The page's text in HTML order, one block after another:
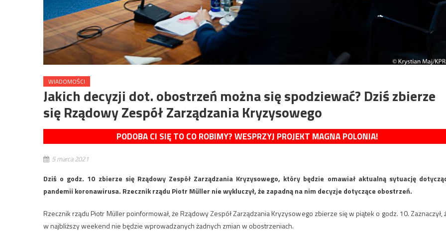
WIADOMOŚCI
Jakich decyzji dot. obostrzeń można się spodziewać? Dziś zbierze
się Rządowy Zespół Zarządzania Kryzysowego
PODOBA CI SIĘ TO CO ROBIMY? WESPRZYJ PROJEKT MAGNA POLONIA!
5 marca 2021
Dziś o godz. 10 zbierze się Rządowy Zespół Zarządzania Kryzysowego, który będzie omawiał aktualną sytuację
pandemii koronawirusa. Rzecznik rządu Piotr Müller nie wykluczył, że zapadną na nim decyzje dotyczące obostrzeń.
Rzecznik rządu Piotr Müller poinformował, że Rządowy Zespół Zarządzania Kryzysowego zbierze się w piątek o godz. 10. Zaznaczył,
w najbliższy weekend nie będzie wprowadzanych żadnych zmian w obostrzeniach.